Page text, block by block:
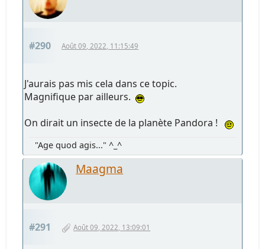
#290 Août 09, 2022, 11:15:49
J'aurais pas mis cela dans ce topic.
Magnifique par ailleurs.
On dirait un insecte de la planète Pandora !
"Age quod agis..." ^_^
Maagma
#291 Août 09, 2022, 13:09:01